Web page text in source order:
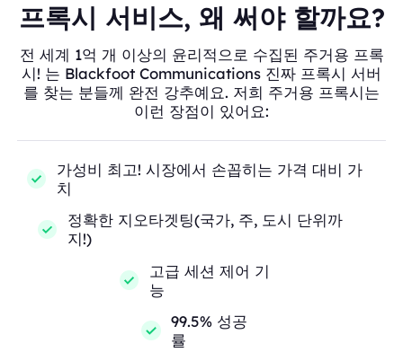
프록시 서비스, 왜 써야 할까요?
전 세계 1억 개 이상의 윤리적으로 수집된 주거용 프록
시! 는 Blackfoot Communications 진짜 프록시 서버
를 찾는 분들께 완전 강추예요. 저희 주거용 프록시는
이런 장점이 있어요:
가성비 최고! 시장에서 손꼽히는 가격 대비 가
치
정확한 지오타겟팅(국가, 주, 도시 단위까
지!)
고급 세션 제어 기
능
99.5% 성공
률